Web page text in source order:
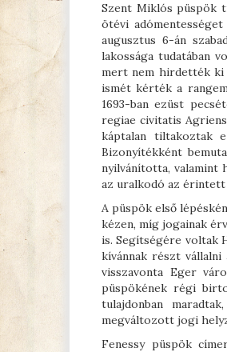
Szent Miklós püspök
ötévi
augusztus 6-án
lakossága tudatában
mert nem hirdették ki
ismét kérték a
1693-ban ezüst
regiae civitatis
káptalan tiltakoztak
Bizonyítékként
nyilvánította, valamint
az uralkodó az érintett
A püspök első
kézen, míg jogainak
is. Segítségére voltak
kívánnak részt
visszavonta Eger
püspökének régi
tulajdonban
megváltozott jogi
Fenessy püspök